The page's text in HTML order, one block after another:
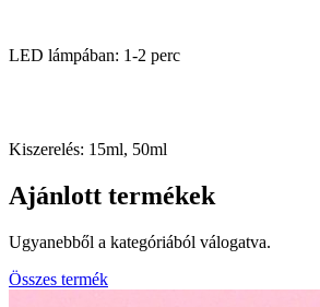
LED lámpában: 1-2 perc
Kiszerelés: 15ml, 50ml
Ajánlott termékek
Ugyanebből a kategóriából válogatva.
Összes termék